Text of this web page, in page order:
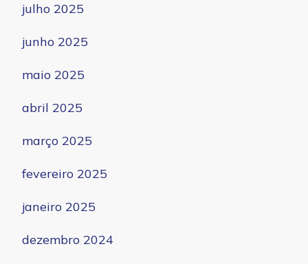
julho 2025
junho 2025
maio 2025
abril 2025
março 2025
fevereiro 2025
janeiro 2025
dezembro 2024